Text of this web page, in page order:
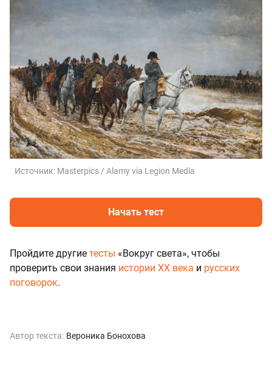
Источник: Masterpics / Alamy via Legion Media
Начать тест
Пройдите другие тесты «Вокруг света», чтобы
проверить свои знания истории XX века и русских
поговорок.
Автор текста: Вероника Бонохова